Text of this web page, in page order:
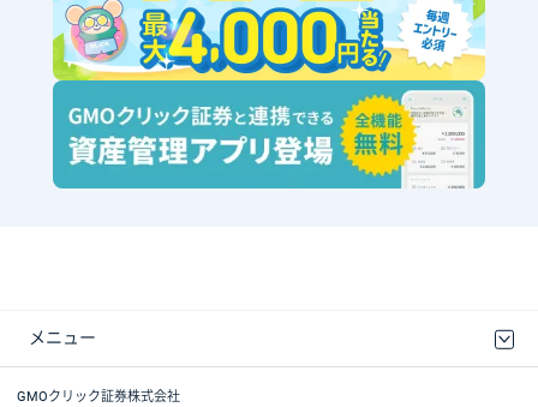
メニュー
取引規程・約款
最良執行方針
ディスクレイマー
リスク説明
GMOクリック証券ホームページ
GMOクリック証券株式会社